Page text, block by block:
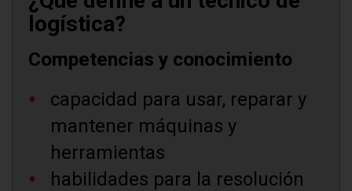
logística?
Competencias y conocimiento
capacidad para usar, reparar y
mantener máquinas y
herramientas
habilidades para la resolución